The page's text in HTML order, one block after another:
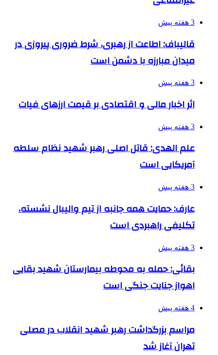
3 هفته پیش
قالیباف: اطاعت از رهبری، شرط ضروری پیروزی در
میدان مبارزه با دشمن است
3 هفته پیش
اثر اخبار مالی و اقتصادی بر قیمت ارزهای فیات
3 هفته پیش
علم الهدی: قاتل اصلی رهبر شهید نظام سلطه
آمریکایی است
3 هفته پیش
عارف: حمایت همه جانبه از تیم والیبال نشسته،
تکلیفی راهبردی است
3 هفته پیش
بقائی: حمله به محوطه بیمارستان شهید بقایی
اهواز جنایت جنگی است
4 هفته پیش
مراسم بزرگداشت رهبر شهید انقلاب در مصلی
تهران آغاز شد